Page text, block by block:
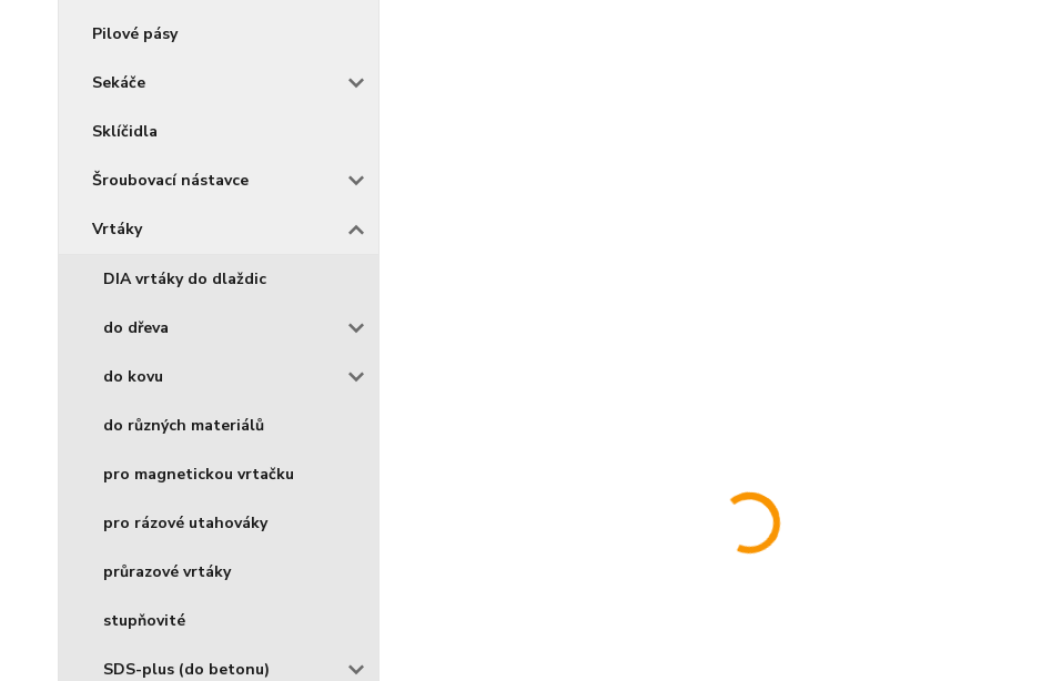
Pilové pásy
Sekáče
Sklíčidla
Šroubovací nástavce
Vrtáky
DIA vrtáky do dlaždic
do dřeva
do kovu
do různých materiálů
pro magnetickou vrtačku
pro rázové utahováky
průrazové vrtáky
stupňovité
SDS-plus (do betonu)